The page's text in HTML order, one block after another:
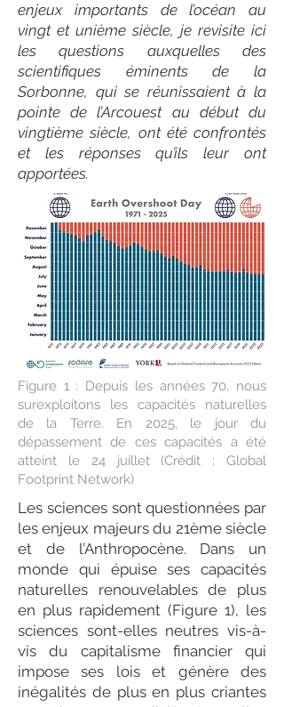
enjeux importants de l’océan au
vingt et unième siècle, je revisite ici
les questions auxquelles des
scientifiques éminents de la
Sorbonne, qui se réunissaient à la
pointe de l’Arcouest au début du
vingtième siècle, ont été confrontés
et les réponses qu’ils leur ont
apportées.
Figure 1 : Depuis les années 70, nous
surexploitons les capacités naturelles
de la Terre. En 2025, le jour du
dépassement de ces capacités a été
atteint le 24 juillet (Crédit : Global
Footprint Network)
Les sciences sont questionnées par
les enjeux majeurs du 21ème siècle
et de l’Anthropocène. Dans un
monde qui épuise ses capacités
naturelles renouvelables de plus
en plus rapidement (Figure 1), les
sciences sont-elles neutres vis-à-
vis du capitalisme financier qui
impose ses lois et génère des
inégalités de plus en plus criantes